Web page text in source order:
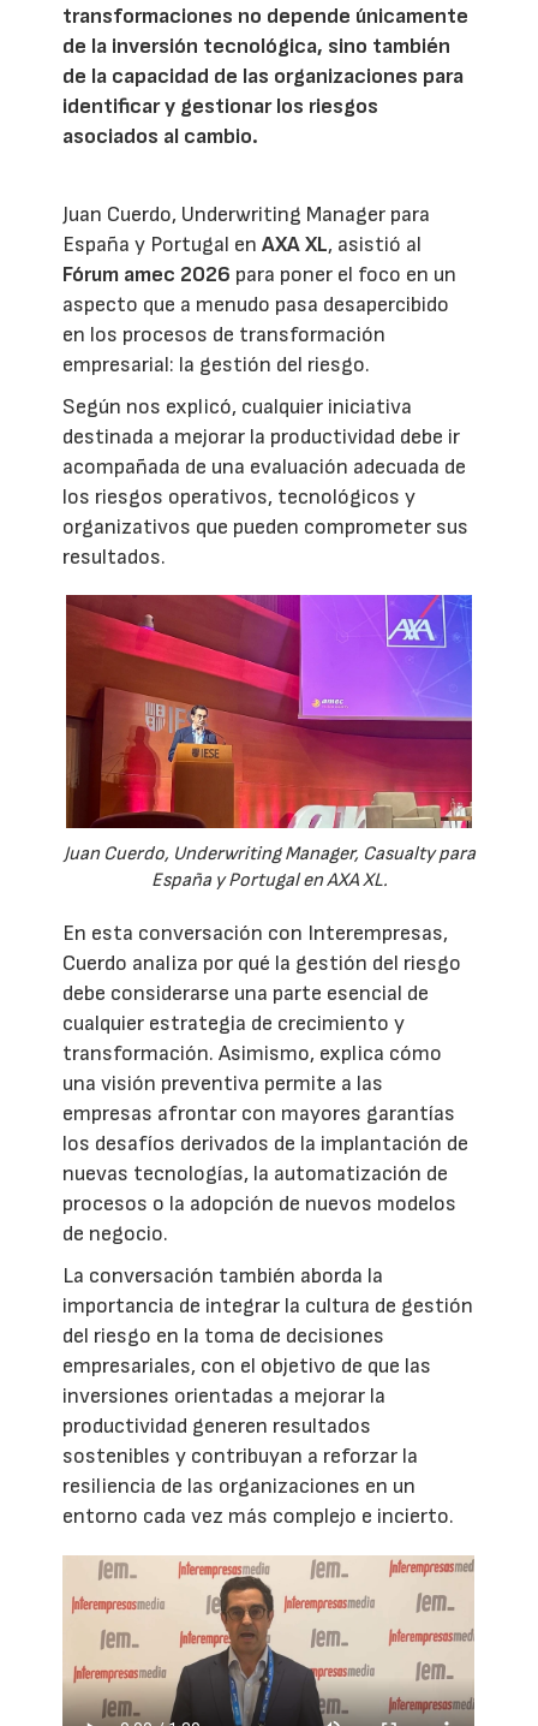
transformaciones no depende únicamente
de la inversión tecnológica, sino también
de la capacidad de las organizaciones para
identificar y gestionar los riesgos
asociados al cambio.
Juan Cuerdo, Underwriting Manager para
España y Portugal enAXA XL, asistió al
Fórum amec 2026 para poner el foco en un
aspecto que a menudo pasa desapercibido
en los procesos de transformación
empresarial: la gestión del riesgo.
Según nos explicó, cualquier iniciativa
destinada a mejorar la productividad debe ir
acompañada de una evaluación adecuada de
los riesgos operativos, tecnológicos y
organizativos que pueden comprometer sus
resultados.
Juan Cuerdo, Underwriting Manager, Casualty para
España y Portugal en AXA XL.
En esta conversación con Interempresas,
Cuerdo analiza por qué la gestión del riesgo
debe considerarse una parte esencial de
cualquier estrategia de crecimiento y
transformación. Asimismo, explica cómo
una visión preventiva permite a las
empresas afrontar con mayores garantías
los desafíos derivados de la implantación de
nuevas tecnologías, la automatización de
procesos o la adopción de nuevos modelos
de negocio.
La conversación también aborda la
importancia de integrar la cultura de gestión
del riesgo en la toma de decisiones
empresariales, con el objetivo de que las
inversiones orientadas a mejorar la
productividad generen resultados
sostenibles y contribuyan a reforzar la
resiliencia de las organizaciones en un
entorno cada vez más complejo e incierto.